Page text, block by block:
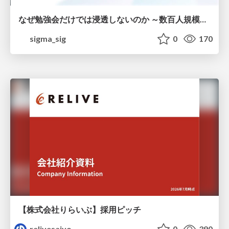
なぜ勉強会だけでは浸透しないのか ～数百人規模の組織でコーディングエージェントを当たり前にした戦略とその結果～
sigma_sig
0 170
【株式会社りらいぶ】採用ピッチ